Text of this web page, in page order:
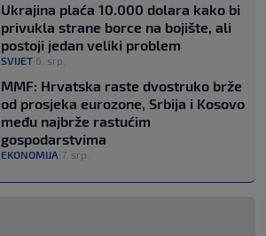
Ukrajina plaća 10.000 dolara kako bi
privukla strane borce na bojište, ali
postoji jedan veliki problem
SVIJET 6. srp.
MMF: Hrvatska raste dvostruko brže
od prosjeka eurozone, Srbija i Kosovo
među najbrže rastućim
gospodarstvima
EKONOMIJA 7. srp.